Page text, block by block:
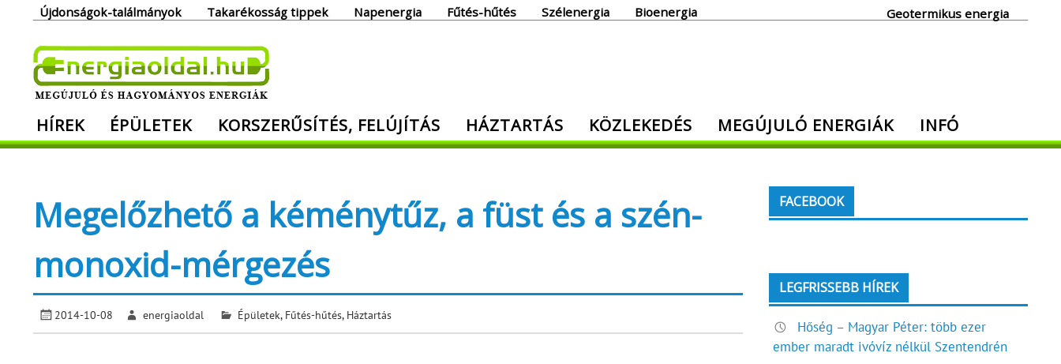
Újdonságok-találmányok Takarékosság tippek Napenergia Fűtés-hűtés Szélenergia Bioenergia Geotermikus energia
Megújuló és hagyományos energiák. Minden, ami energia!
HÍREK ÉPÜLETEK KORSZERŰSÍTÉS, FELÚJÍTÁS HÁZTARTÁS KÖZLEKEDÉS MEGÚJULÓ ENERGIÁK INFÓ
Megelőzhető a kéménytűz, a füst és a szén-
monoxid-mérgezés
2014-10-08 energiaoldal Épületek, Fűtés-hűtés, Háztartás
FACEBOOK
LEGFRISSEBB HÍREK
Hőség – Magyar Péter: több ezer
ember maradt ivóvíz nélkül Szentendrén